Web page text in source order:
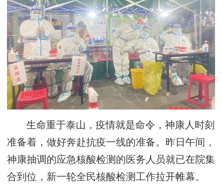
生命重于泰山，疫情就是命令，神康人时刻
准备着，做好奔赴抗疫一线的准备。昨日午间，
神康抽调的应急核酸检测的医务人员就已在院集
合到位，新一轮全民核酸检测工作拉开帷幕。